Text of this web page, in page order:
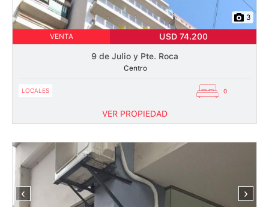
3
VENTA USD 74.200
9 de Julio y Pte. Roca
Centro
LOCALES 0
VER PROPIEDAD
‹ ›